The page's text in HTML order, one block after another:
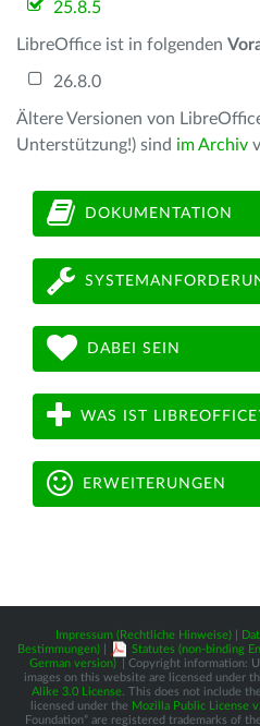
25.8.5
LibreOffice ist in folgenden
26.8.0
Ältere Versionen von
Unterstützung!) sind im Archiv
DOKUMENTATION
DABEI SEIN
WAS IST
ERWEITERUNGEN
Impressum (Rechtliche Hinweise)|
Bestimmungen)
Statutes (non-binding
German version)
| Copyright information:
images on this website are licensed under
Alike 3.0 License . This does not include
licensed under the Mozilla Public License
Foundation” are registered trademarks of